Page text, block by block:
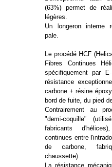
(63%) permet de
légères.
Un longeron interne
pale.
Le procédé HCF
Fibres Continues
spécifiquement par
résistance
carbone + résine
bord de fuite, du pied
Contrairement au
"demi-coquille"
fabricants
continues entre
de carbone,
chaussette).
La résistance